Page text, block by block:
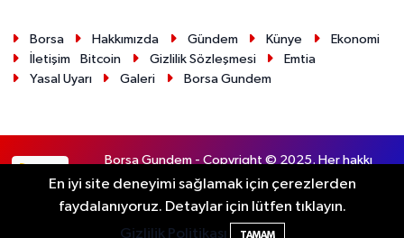
Borsa Hakkımızda Gündem Künye
Ekonomi
İletişim
Bitcoin Gizlilik Sözleşmesi
Emtia
Yasal Uyarı
Galeri Borsa Gundem
Borsa Gundem - Copyright © 2025. Her hakkı
saklıdır.
Haber Yazılımı:TE Bilişim
En iyi site deneyimi sağlamak için çerezlerden
faydalanıyoruz. Detaylar için lütfen tıklayın.
Gizlilik Politikası
TAMAM